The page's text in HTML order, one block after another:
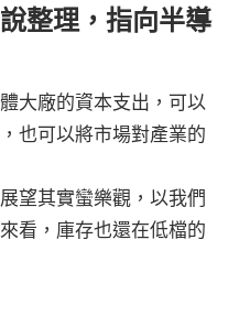
整理，指向半導
大廠的資本支出，可以
也可以將市場對產業的
望其實蠻樂觀，以我們
看，庫存也還在低檔的